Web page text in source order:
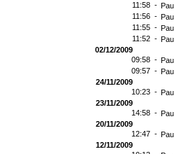
11:58 -
11:56 -
11:55 -
11:52 -
02/12/2009
09:58 -
09:57 -
24/11/2009
10:23 -
23/11/2009
14:58 -
20/11/2009
12:47 -
12/11/2009